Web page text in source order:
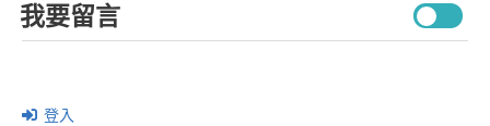
我要留言
登入